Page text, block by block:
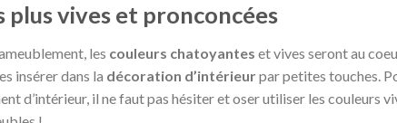
plus vives et pronconcées
les couleurs chatoyantes et vives seront au
insérer dans la décoration d’intérieurpar petites touches.
d’intérieur, il ne faut pas hésiter et oser utiliser les couleurs